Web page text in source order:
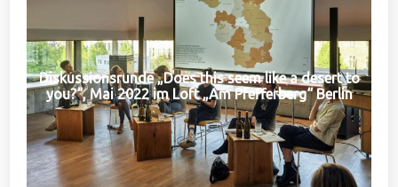
Diskussionsrunde „Does this seem like a desert to
you?“, Mai 2022 im Loft „Am Pfefferberg“ Berlin